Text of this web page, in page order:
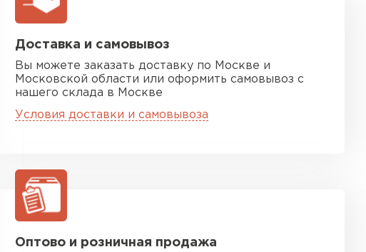
Доставка и самовывоз
Вы можете заказать доставку по Москве и
Московской области или оформить самовывоз с
нашего склада в Москве
Условия доставки и самовывоза
Оптово и розничная продажа